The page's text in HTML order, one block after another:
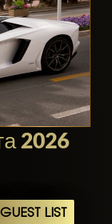
2026
LIST